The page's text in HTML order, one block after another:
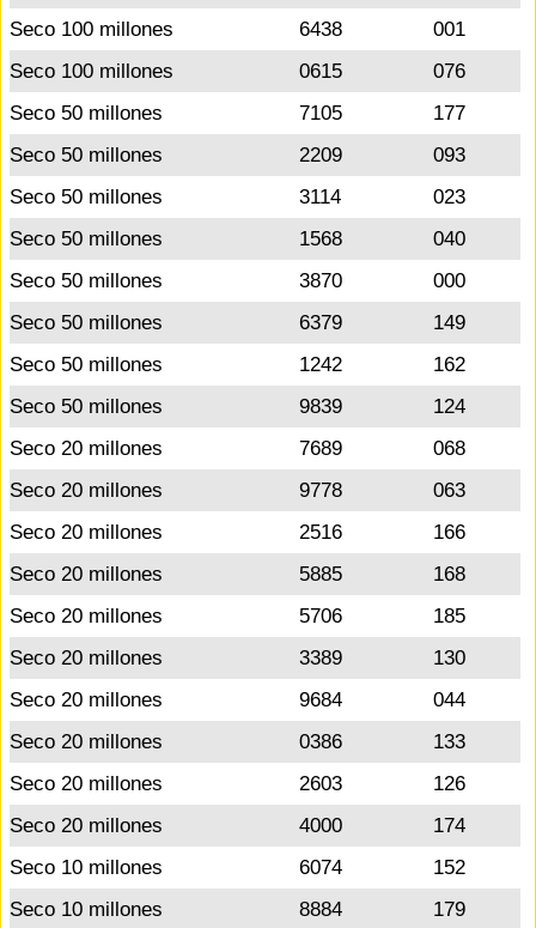
Seco 100 millones
6438
001
Seco 100 millones
0615
076
Seco 50 millones
7105
177
Seco 50 millones
2209
093
Seco 50 millones
3114
023
Seco 50 millones
1568
040
Seco 50 millones
3870
000
Seco 50 millones
6379
149
Seco 50 millones
1242
162
Seco 50 millones
9839
124
Seco 20 millones
7689
068
Seco 20 millones
9778
063
Seco 20 millones
2516
166
Seco 20 millones
5885
168
Seco 20 millones
5706
185
Seco 20 millones
3389
130
Seco 20 millones
9684
044
Seco 20 millones
0386
133
Seco 20 millones
2603
126
Seco 20 millones
4000
174
Seco 10 millones
6074
152
Seco 10 millones
8884
179